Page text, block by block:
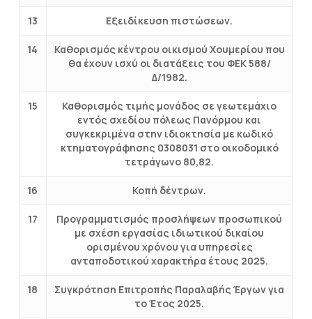
13 Εξειδίκευση πιστώσεων.
14
Καθορισμός κέντρου οικισμού Χουμερίου που
θα έχουν ισχύ οι διατάξεις του ΦΕΚ 588/
Δ/1982.
15
Καθορισμός τιμής μονάδος σε γεωτεμάχιο
εντός σχεδίου πόλεως Πανόρμου και
συγκεκριμένα στην ιδιοκτησία με κωδικό
κτηματογράφησης 0308031 στο οικοδομικό
τετράγωνο 80,82.
16 Κοπή δέντρων.
17
Προγραμματισμός προσλήψεων προσωπικού
με σχέση εργασίας ιδιωτικού δικαίου
ορισμένου χρόνου για υπηρεσίες
ανταποδοτικού χαρακτήρα έτους 2025.
18
Συγκρότηση Επιτροπής Παραλαβής Έργων για
το Έτος 2025.